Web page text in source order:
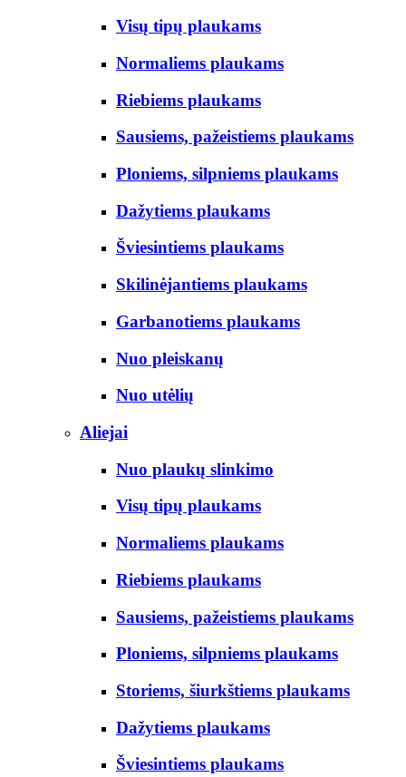
Visų tipų plaukams
Normaliems plaukams
Riebiems plaukams
Sausiems, pažeistiems plaukams
Ploniems, silpniems plaukams
Dažytiems plaukams
Šviesintiems plaukams
Skilinėjantiems plaukams
Garbanotiems plaukams
Nuo pleiskanų
Nuo utėlių
Aliejai
Nuo plaukų slinkimo
Visų tipų plaukams
Normaliems plaukams
Riebiems plaukams
Sausiems, pažeistiems plaukams
Ploniems, silpniems plaukams
Storiems, šiurkštiems plaukams
Dažytiems plaukams
Šviesintiems plaukams